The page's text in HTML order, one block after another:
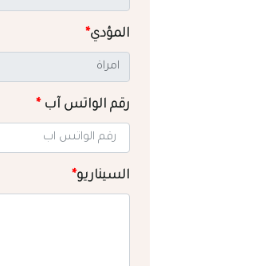
المؤدي*
رقم الواتس آب*
السيناريو*